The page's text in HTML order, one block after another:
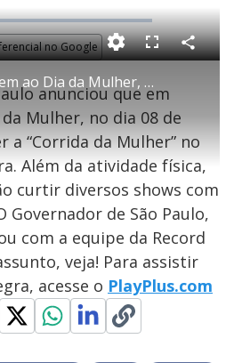
no Google
P
l
a
y
V
Em homenagem ao Dia da Mulher, São Paulo terá programação especial
F
l
s
c
r
e
n
C
o
a
anunciou que em
Mulher, no dia 08 de
“Corrida da Mulher” no
Além da atividade física,
curtir diversos shows com
Governador de São Paulo,
com a equipe da Record
veja! Para assistir
acesse o PlayPlus.com